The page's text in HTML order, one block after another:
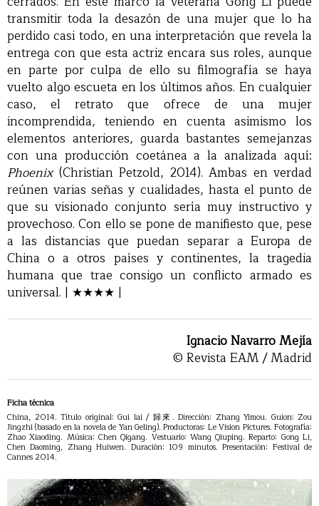
transmitir toda la desazón de una mujer que lo ha
perdido casi todo, en una interpretación que revela la
entrega con que esta actriz encara sus roles, aunque
en parte por culpa de ello su filmografía se haya
vuelto algo escueta en los últimos años. En cualquier
caso, el retrato que ofrece de una mujer
incomprendida, teniendo en cuenta asimismo los
elementos anteriores, guarda bastantes semejanzas
con una producción coetánea a la analizada aquí:
Phoenix(Christian Petzold, 2014). Ambas en verdad
reúnen varias señas y cualidades, hasta el punto de
que su visionado conjunto sería muy instructivo y
provechoso. Con ello se pone de manifiesto que, pese
a las distancias que puedan separar a Europa de
China o a otros países y continentes, la tragedia
humana que trae consigo un conflicto armado es
universal. | ★★★★ |
Ignacio Navarro Mejía
© Revista EAM / Madrid
Ficha técnica
China, 2014. Título original: Gui lai / 歸來. Dirección: Zhang Yimou. Guion: Zou
Jingzhi (basado en la novela de Yan Geling). Productoras: Le Vision Pictures. Fotografía:
Zhao Xiaoding. Música: Chen Qigang. Vestuario: Wang Qiuping. Reparto: Gong Li,
Chen Daoming, Zhang Huiwen. Duración: 109 minutos. Presentación: Festival de
Cannes 2014.